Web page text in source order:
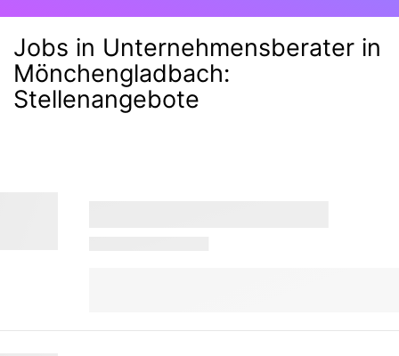
Jobs in Unternehmensberater in
Mönchengladbach:
Stellenangebote